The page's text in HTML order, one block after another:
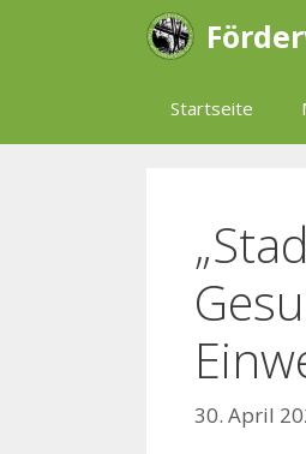
Startseite
30. April